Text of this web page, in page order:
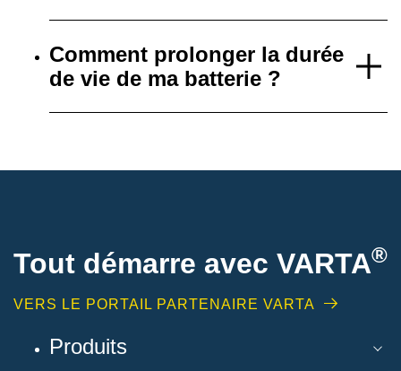
Comment prolonger la durée
de vie de ma batterie ?
Tout démarre avec VARTA®
VERS LE PORTAIL PARTENAIRE VARTA
Produits